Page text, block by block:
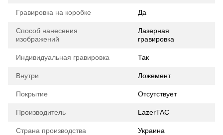
Гравировка на коробке Да
Способ нанесения
изображений
Лазерная
гравировка
Индивидуальная гравировка Так
Внутри Ложемент
Покрытие Отсутствует
Производитель LazerTAC
Страна производства Украина